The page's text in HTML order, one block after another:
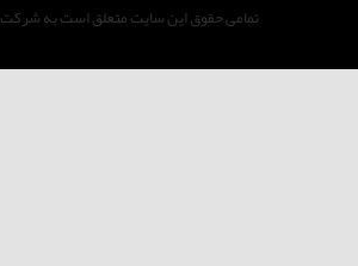
تمامی حقوق این سایت متعلق است به شرکت